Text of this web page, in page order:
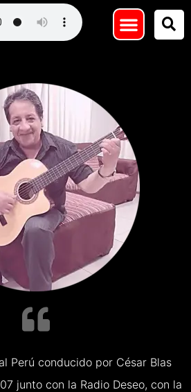
Perú conducido por César Blas
junto con la Radio Deseo, con la